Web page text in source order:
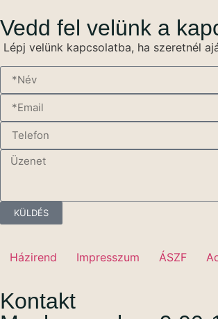
Vedd fel velünk a
Lépj velünk kapcsolatba, ha szeretnél
KÜLDÉS
Házirend Impresszum ÁSZF
Kontakt